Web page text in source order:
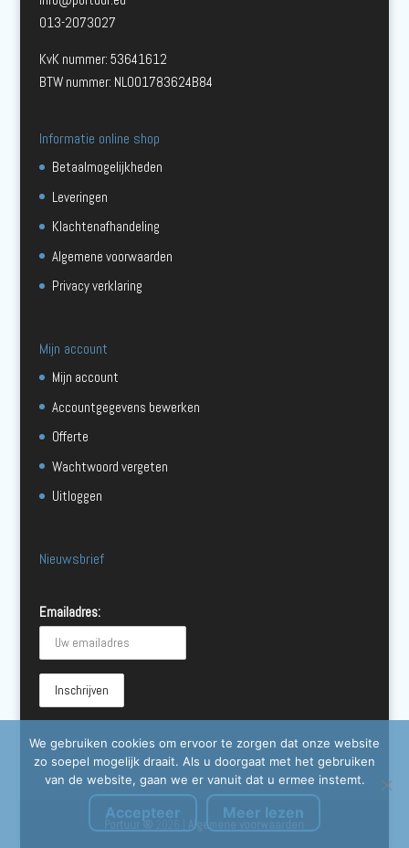
013-2073027
KvK nummer: 53641612
BTW nummer: NL001783624B84
Informatie online shop
Betaalmogelijkheden
Leveringen
Klachtenafhandeling
Algemene voorwaarden
Privacy verklaring
Mijn account
Mijn account
Accountgegevens bewerken
Offerte
Wachtwoord vergeten
Uitloggen
Nieuwsbrief
Emailadres:
Portuur ® Algemene voorwaarden
We gebruiken cookies om ervoor te zorgen dat onze website
zo soepel mogelijk draait. Als u doorgaat met het gebruiken
van de website, gaan we er vanuit dat u ermee instemt.
Accepteer Meer lezen